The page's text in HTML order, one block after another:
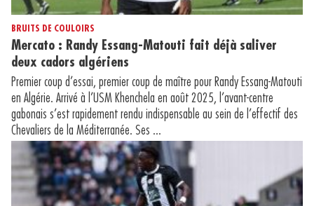
BRUITS DE COULOIRS
Mercato : Randy Essang-Matouti fait déjà saliver
deux cadors algériens
Premier coup d’essai, premier coup de maître pour Randy Essang-Matouti
en Algérie. Arrivé à l’USM Khenchela en août 2025, l’avant-centre
gabonais s’est rapidement rendu indispensable au sein de l’effectif des
Chevaliers de la Méditerranée. Ses ...